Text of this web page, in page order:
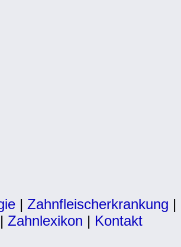
| Zahnfleischerkrankung |
| Zahnlexikon | Kontakt